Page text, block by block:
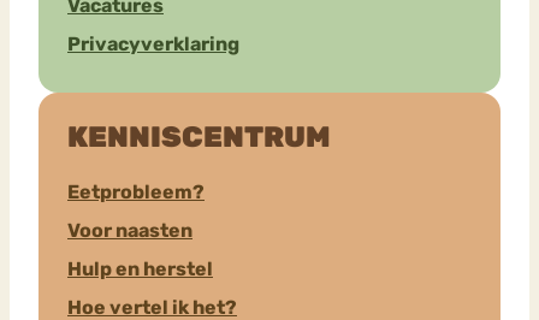
Vacatures
Privacyverklaring
KENNISCENTRUM
Eetprobleem?
Voor naasten
Hulp en herstel
Hoe vertel ik het?